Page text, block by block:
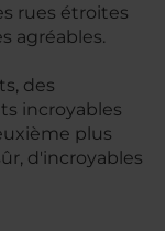
rues étroites
agréables.
des
incroyables
plus
d'incroyables